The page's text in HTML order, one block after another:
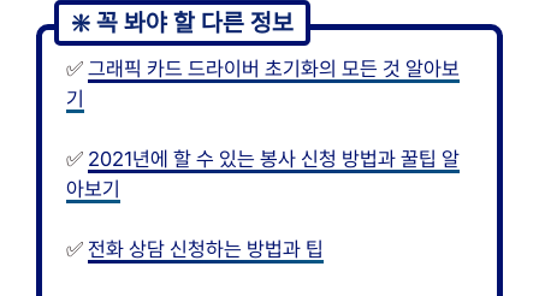
✅ 그래픽 카드 드라이버 초기화의 모든 것 알아보
기
✅ 2021년에 할 수 있는 봉사 신청 방법과 꿀팁 알
아보기
✅ 전화 상담 신청하는 방법과 팁